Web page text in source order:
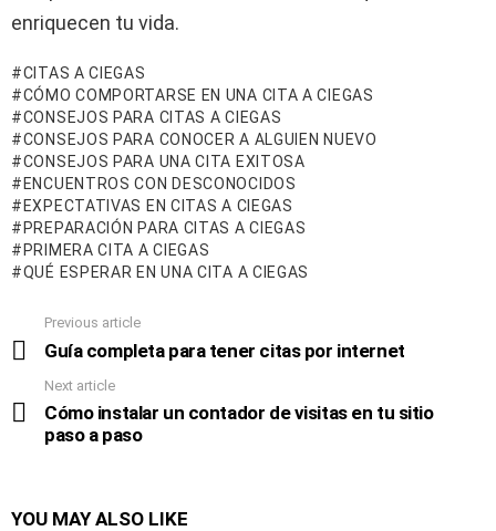
enriquecen tu vida.
CITAS A CIEGAS
CÓMO COMPORTARSE EN UNA CITA A CIEGAS
CONSEJOS PARA CITAS A CIEGAS
CONSEJOS PARA CONOCER A ALGUIEN NUEVO
CONSEJOS PARA UNA CITA EXITOSA
ENCUENTROS CON DESCONOCIDOS
EXPECTATIVAS EN CITAS A CIEGAS
PREPARACIÓN PARA CITAS A CIEGAS
PRIMERA CITA A CIEGAS
QUÉ ESPERAR EN UNA CITA A CIEGAS
more
Previous article
Guía completa para tener citas por internet
Next article
Cómo instalar un contador de visitas en tu sitio
paso a paso
YOU MAY ALSO LIKE